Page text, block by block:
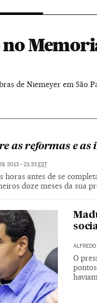
de Niemeyer em São
as reformas e as
2013 - 21:33 EST
horas antes de se
doze meses da sua
O